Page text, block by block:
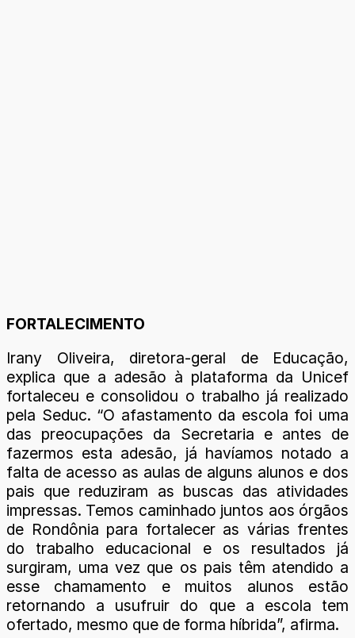
FORTALECIMENTO
Irany Oliveira, diretora-geral de Educação,
explica que a adesão à plataforma da Unicef
fortaleceu e consolidou o trabalho já realizado
pela Seduc. “O afastamento da escola foi uma
das preocupações da Secretaria e antes de
fazermos esta adesão, já havíamos notado a
falta de acesso as aulas de alguns alunos e dos
pais que reduziram as buscas das atividades
impressas. Temos caminhado juntos aos órgãos
de Rondônia para fortalecer as várias frentes
do trabalho educacional e os resultados já
surgiram, uma vez que os pais têm atendido a
esse chamamento e muitos alunos estão
retornando a usufruir do que a escola tem
ofertado, mesmo que de forma híbrida”, afirma.